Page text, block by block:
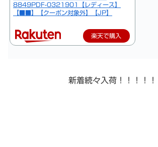
8849PDF-0321901【レディース】
【■■】【クーポン対象外】【JP】
楽天で購入
新着続々入荷！！！！！